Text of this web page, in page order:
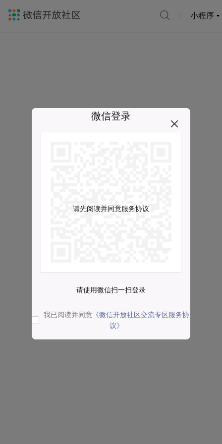
小程序
微信登录
请先阅读并同意服务协议
请使用微信扫一扫登录
我已阅读并同意 《微信开放社区交流专区服务协
议》